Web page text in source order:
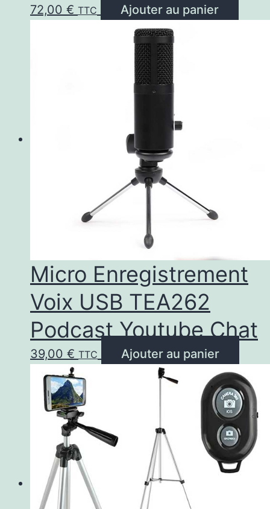
72,00 € TTC Ajouter au panier
Micro Enregistrement
Voix USB TEA262
Podcast Youtube Chat
39,00 € TTC Ajouter au panier